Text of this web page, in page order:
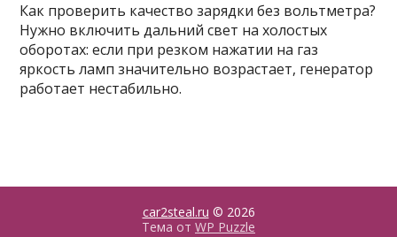
Как проверить качество зарядки без вольтметра?
Нужно включить дальний свет на холостых
оборотах: если при резком нажатии на газ
яркость ламп значительно возрастает, генератор
работает нестабильно.
car2steal.ru © 2026
Тема от WP Puzzle